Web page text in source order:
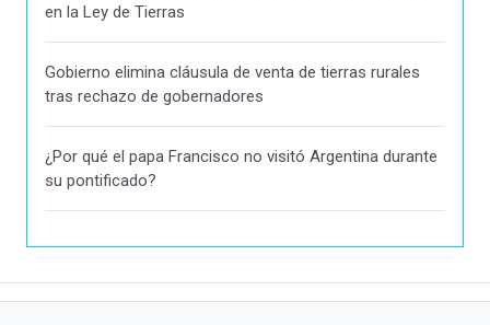
en la Ley de Tierras
Gobierno elimina cláusula de venta de tierras rurales
tras rechazo de gobernadores
¿Por qué el papa Francisco no visitó Argentina durante
su pontificado?